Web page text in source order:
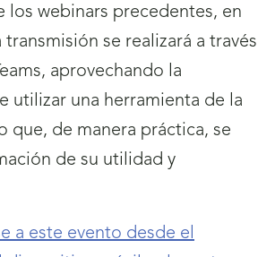
los webinars precedentes, en
transmisión se realizará a través
aprovechando la
utilizar una herramienta de la
que, de manera práctica, se
de su utilidad y
a este evento desde el